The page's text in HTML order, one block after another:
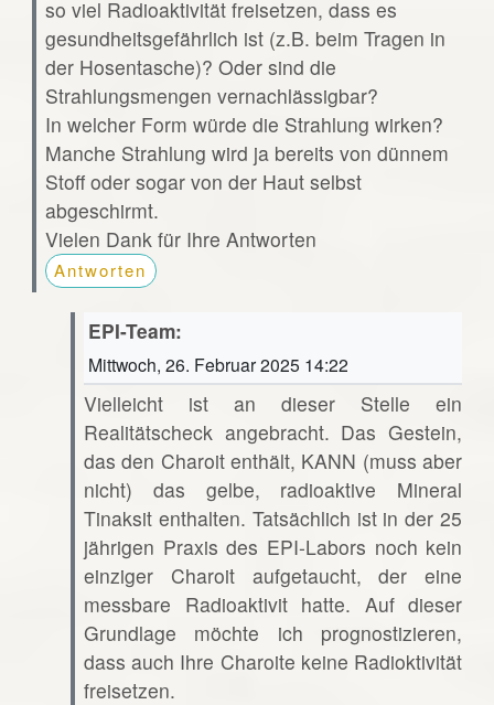
so viel Radioaktivität freisetzen, dass es
gesundheitsgefährlich ist (z.B. beim Tragen in
der Hosentasche)? Oder sind die
Strahlungsmengen vernachlässigbar?
In welcher Form würde die Strahlung wirken?
Manche Strahlung wird ja bereits von dünnem
Stoff oder sogar von der Haut selbst
abgeschirmt.
Vielen Dank für Ihre Antworten
Antworten
EPI-Team:
Mittwoch, 26. Februar 2025 14:22
Vielleicht ist an dieser Stelle ein
Realitätscheck angebracht. Das Gestein,
das den Charoit enthält, KANN (muss aber
nicht) das gelbe, radioaktive Mineral
Tinaksit enthalten. Tatsächlich ist in der 25
jährigen Praxis des EPI-Labors noch kein
einziger Charoit aufgetaucht, der eine
messbare Radioaktivit hatte. Auf dieser
Grundlage möchte ich prognostizieren,
dass auch Ihre Charoite keine Radioktivität
freisetzen.